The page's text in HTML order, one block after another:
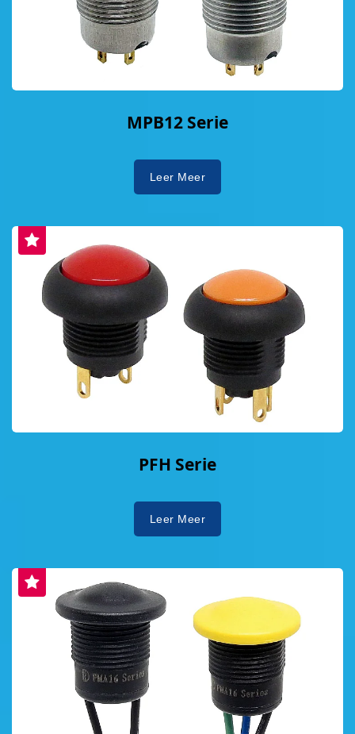
MPB12 Serie
Leer Meer
PFH Serie
Leer Meer